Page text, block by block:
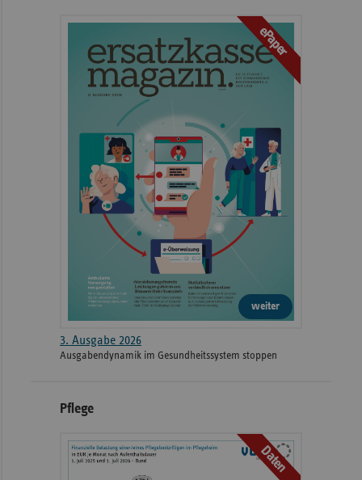
ePaper
weiter
3. Ausgabe 2026
Ausgabendynamik im Gesundheitssystem stoppen
Pflege
Daten